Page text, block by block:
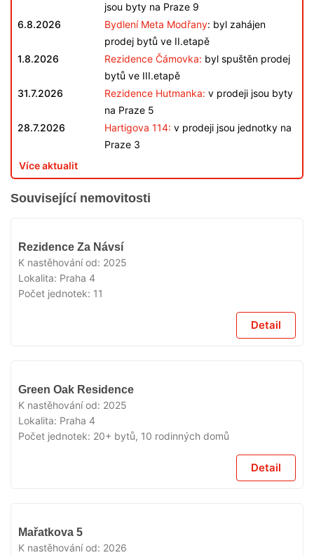
jsou byty na Praze 9
6.8.2026
Bydlení Meta Modřany: byl zahájen
prodej bytů ve II.etapě
1.8.2026
Rezidence Čámovka: byl spuštěn prodej
bytů ve III.etapě
31.7.2026
Rezidence Hutmanka: v prodeji jsou byty
na Praze 5
28.7.2026
Hartigova 114: v prodeji jsou jednotky na
Praze 3
Více aktualit
Související nemovitosti
Rezidence Za Návsí
K nastěhování od: 2025
Lokalita: Praha 4
Počet jednotek: 11
Detail
Green Oak Residence
K nastěhování od: 2025
Lokalita: Praha 4
Počet jednotek: 20+ bytů, 10 rodinných domů
Detail
Mařatkova 5
K nastěhování od: 2026